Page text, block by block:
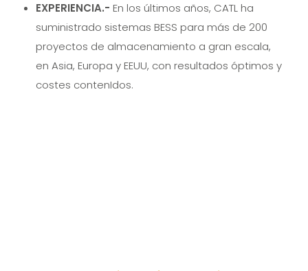
EXPERIENCIA.- En los últimos años, CATL ha
suministrado sistemas BESS para más de 200
proyectos de almacenamiento a gran escala,
en Asia, Europa y EEUU, con resultados óptimos y
costes contenIdos.